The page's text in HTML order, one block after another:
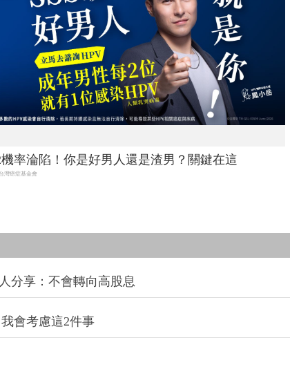
機率淪陷！你是好男人還是渣男？關鍵在這
灣癌症基金會
分享：不會轉向高股息
會考慮這2件事